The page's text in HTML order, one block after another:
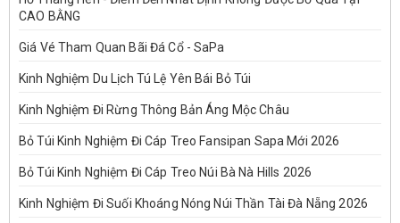
CAO BẰNG
Giá Vé Tham Quan Bãi Đá Cổ - SaPa
Kinh Nghiệm Du Lịch Tú Lệ Yên Bái Bỏ Túi
Kinh Nghiệm Đi Rừng Thông Bản Áng Mộc Châu
Bỏ Túi Kinh Nghiệm Đi Cáp Treo Fansipan Sapa Mới 2026
Bỏ Túi Kinh Nghiệm Đi Cáp Treo Núi Bà Nà Hills 2026
Kinh Nghiệm Đi Suối Khoáng Nóng Núi Thần Tài Đà Nẵng 2026